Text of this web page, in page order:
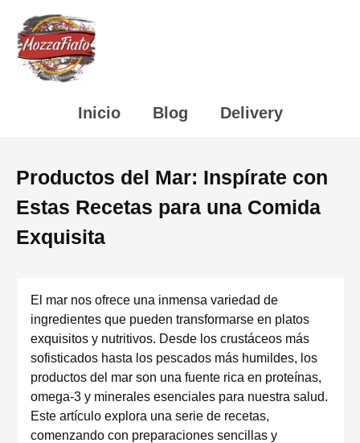
Inicio Blog Delivery
Productos del Mar: Inspírate con
Estas Recetas para una Comida
Exquisita
El mar nos ofrece una inmensa variedad de
ingredientes que pueden transformarse en platos
exquisitos y nutritivos. Desde los crustáceos más
sofisticados hasta los pescados más humildes, los
productos del mar son una fuente rica en proteínas,
omega-3 y minerales esenciales para nuestra salud.
Este artículo explora una serie de recetas,
comenzando con preparaciones sencillas y